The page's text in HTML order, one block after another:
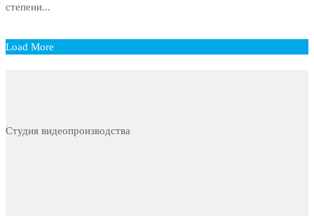
степени...
Load More
Студия видеопроизводства